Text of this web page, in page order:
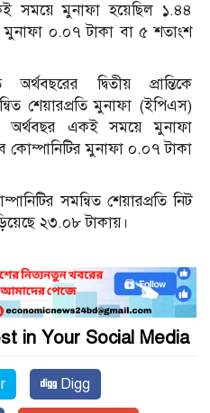
সময়ে মুনাফা হয়েছিল ১.৪৪
মুনাফা ০.০৭ টাকা বা ৫ শতাংশ
দ্বিতীয় প্রান্তিকে
শেয়ারপ্রতি মুনাফা (ইপিএস)
অর্থবছর একই সময়ে মুনাফা
কোম্পানিটির মুনাফা ০.০৭ টাকা
সমন্বিত শেয়ারপ্রতি নিট
২৩.০৮ টাকায়।
in Your Social Media
Digg